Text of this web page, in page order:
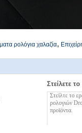
ρολόγια χαλαζία,
Στείλετε